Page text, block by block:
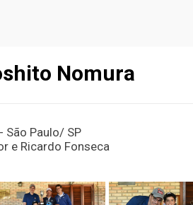
Nomura
São Paulo/ SP
e Ricardo Fonseca